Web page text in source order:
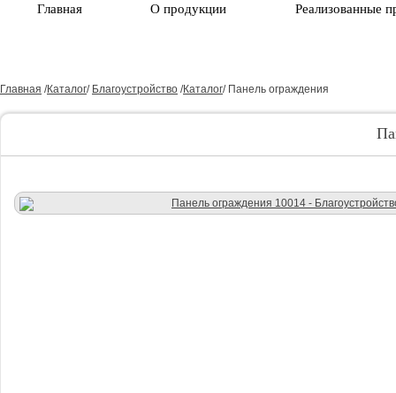
Главная О продукции Реализованные
Главная /Каталог/ Благоустройство /Каталог/ Панель ограждения